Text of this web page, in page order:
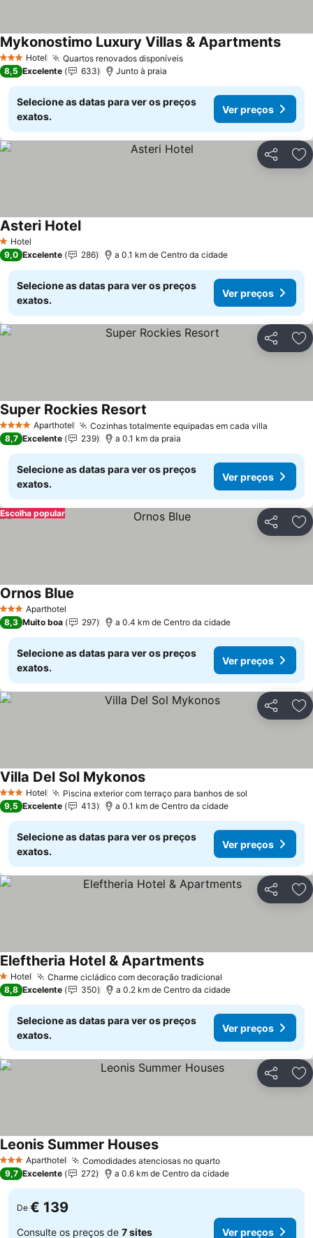
3 EstrelasHotel Quartos renovados disponíveis
Mykonostimo Luxury Villas & Apartments
8,5 Excelente 633 Junto à praia
Selecione as datas para ver os preços
exatos.
Ver preços
Partilhar
1 Estrelas
Hotel
Asteri Hotel
9,0 Excelente 286 a 0.1 km de Centro da cidade
Selecione as datas para ver os preços
exatos.
Ver preços
Partilhar
4 EstrelasAparthotel Cozinhas totalmente equipadas em cada villa
Super Rockies Resort
8,7 Excelente 239 a 0.1 km da praia
Selecione as datas para ver os preços
exatos.
Ver preços
Partilhar
Escolha popular
3 EstrelasAparthotel
Ornos Blue
8,3 Muito boa 297 a 0.4 km de Centro da cidade
Selecione as datas para ver os preços
exatos.
Ver preços
Partilhar
3 EstrelasHotel Piscina exterior com terraço para banhos de sol
Villa Del Sol Mykonos
9,5 Excelente 413 a 0.1 km de Centro da cidade
Selecione as datas para ver os preços
exatos.
Ver preços
Partilhar
1 Estrelas
Hotel Charme cicládico com decoração tradicional
Eleftheria Hotel & Apartments
8,8 Excelente 350 a 0.2 km de Centro da cidade
Selecione as datas para ver os preços
exatos.
Ver preços
Partilhar
3 EstrelasAparthotel Comodidades atenciosas no quarto
Leonis Summer Houses
9,7 Excelente 272 a 0.6 km de Centro da cidade
De € 139
Consulte os preços de 7 sites Ver preços